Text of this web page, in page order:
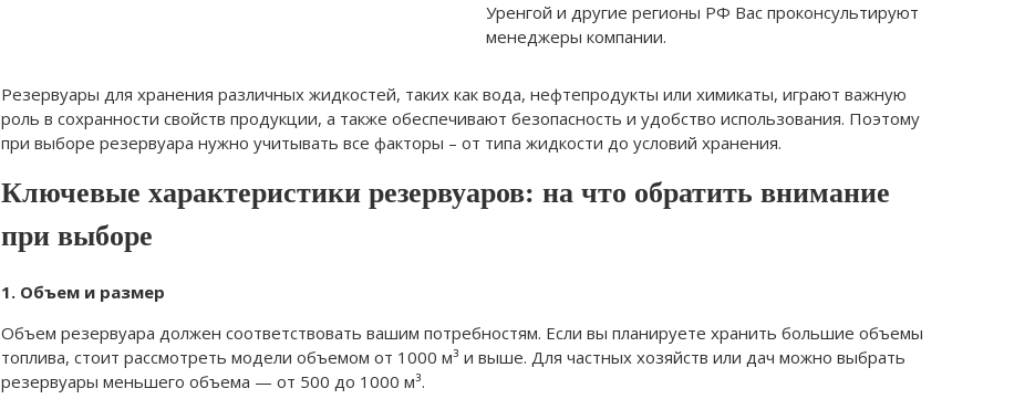
Уренгой и другие регионы РФ Вас проконсультируют
менеджеры компании.
Резервуары для хранения различных жидкостей, таких как вода, нефтепродукты или химикаты, играют важную
роль в сохранности свойств продукции, а также обеспечивают безопасность и удобство использования. Поэтому
при выборе резервуара нужно учитывать все факторы – от типа жидкости до условий хранения.
Ключевые характеристики резервуаров: на что обратить внимание
при выборе
1. Объем и размер
Объем резервуара должен соответствовать вашим потребностям. Если вы планируете хранить большие объемы
топлива, стоит рассмотреть модели объемом от 1000 м³ и выше. Для частных хозяйств или дач можно выбрать
резервуары меньшего объема — от 500 до 1000 м³.